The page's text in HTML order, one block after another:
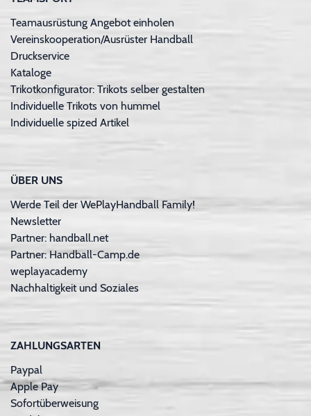
Teamausrüstung Angebot einholen
Vereinskooperation/Ausrüster Handball
Druckservice
Kataloge
Trikotkonfigurator: Trikots selber gestalten
Individuelle Trikots von hummel
Individuelle spized Artikel
ÜBER UNS
Werde Teil der WePlayHandball Family!
Newsletter
Partner: handball.net
Partner: Handball-Camp.de
weplayacademy
Nachhaltigkeit und Soziales
ZAHLUNGSARTEN
Paypal
Apple Pay
Sofortüberweisung